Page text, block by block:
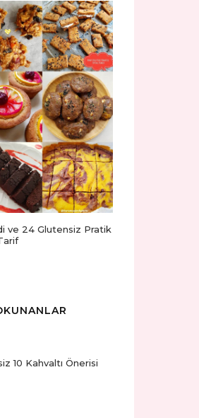
ve 24 Glutensiz Pratik
10 Kahvaltı Önerisi